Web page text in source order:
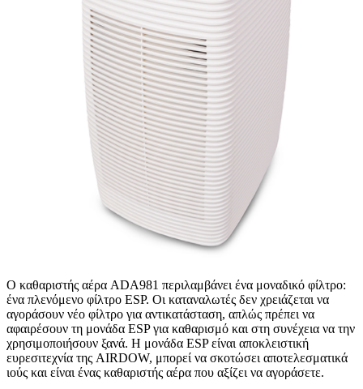
Ο καθαριστής αέρα ADA981 περιλαμβάνει ένα μοναδικό φίλτρο:
ένα πλενόμενο φίλτρο ESP. Οι καταναλωτές δεν χρειάζεται να
αγοράσουν νέο φίλτρο για αντικατάσταση, απλώς πρέπει να
αφαιρέσουν τη μονάδα ESP για καθαρισμό και στη συνέχεια να την
χρησιμοποιήσουν ξανά. Η μονάδα ESP είναι αποκλειστική
ευρεσιτεχνία της AIRDOW, μπορεί να σκοτώσει αποτελεσματικά
ιούς και είναι ένας καθαριστής αέρα που αξίζει να αγοράσετε.